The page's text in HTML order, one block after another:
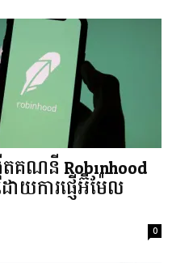
ើតគណនី Robinhood
ោយការផ្ញើអ៊ីម៉ែល
0